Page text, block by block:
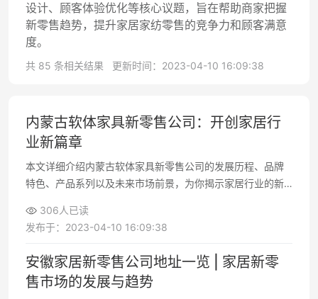
设计、顾客体验优化等核心议题，旨在帮助商家把握
新零售趋势，提升家居家纺零售的竞争力和顾客满意
度。
共 85 条相关结果 更新时间：2023-04-10 16:09:38
内蒙古软体家具新零售公司：开创家居行
业新篇章
本文详细介绍内蒙古软体家具新零售公司的发展历程、品牌
特色、产品系列以及未来市场前景，为你揭示家居行业的新
306人已读
发布于：2023-04-10 16:09:38
安徽家居新零售公司地址一览 | 家居新零
售市场的发展与趋势